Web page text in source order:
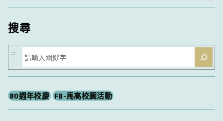
類
搜尋
搜
尋
:::
80週年校慶 FB-馬高校園活動